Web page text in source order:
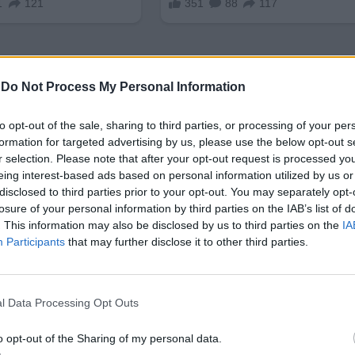
Do Not Process My Personal Information
opt-out of the sale, sharing to third parties, or processing of your
for targeted advertising by us, please use the below opt-out
selection. Please note that after your opt-out request is processed
interest-based ads based on personal information utilized by us
to third parties prior to your opt-out. You may separately
of your personal information by third parties on the IAB’s list of
This information may also be disclosed by us to third parties on the
Participants that may further disclose it to other third parties.
Data Processing Opt Outs
opt-out of the Sharing of my personal data.
2027 г. Nvidia и транспортната компания да
от чипове и работещи с операционната
инструменти с изкуствен интелект за
ѝ със Siemens вече създаде
мониторинга и управлението на
. Скокът от досегашната капитализация от
на Дженсън Хуанг, че компанията